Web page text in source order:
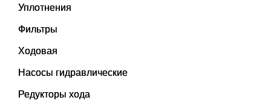
Уплотнения
Фильтры
Ходовая
Насосы гидравлические
Редукторы хода